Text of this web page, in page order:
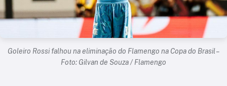
Goleiro Rossi falhou na eliminação do Flamengo na Copa do Brasil –
Foto: Gilvan de Souza / Flamengo